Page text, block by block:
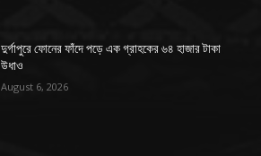
দুর্গাপুরে ফোনের ফাঁদে পড়ে এক গ্রাহকের ৬৪ হাজার টাকা
উধাও
August 6, 2026